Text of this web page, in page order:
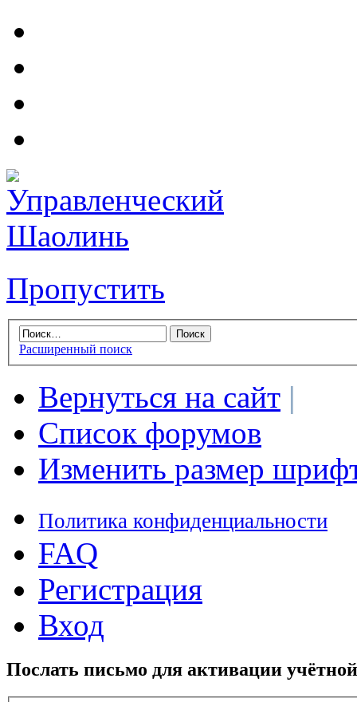
Пропустить
Расширенный поиск
Вернуться на сайт |
Список форумов
Изменить размер
Политика конфиденциальности
FAQ
Регистрация
Вход
Послать письмо для активации